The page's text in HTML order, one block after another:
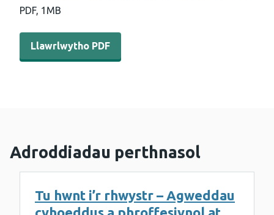
PDF, 1MB
Llawrlwytho PDF - Adroddiad Annhegwch yr Is-adran
Llawrlwytho PDF
Adroddiadau perthnasol
Tu hwnt i’r rhwystr – Agweddau